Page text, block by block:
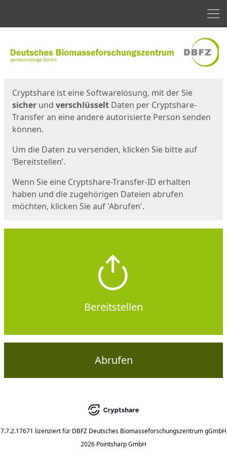
Cryptshare ist eine Softwarelösung, mit der Sie
sicher und verschlüsselt Daten per Cryptshare-
Transfer an eine andere autorisierte Person senden
können.
Um die Daten zu versenden, klicken Sie bitte auf
‘Bereitstellen’.
Wenn Sie eine Cryptshare-Transfer-ID erhalten
haben und die zugehörigen Dateien abrufen
möchten, klicken Sie auf 'Abrufen'.
Bereitstellen
Abrufen
7.7.2.17671 lizenziert für DBFZ Deutsches Biomasseforschungszentrum gGmbH
2026 Pointsharp GmbH